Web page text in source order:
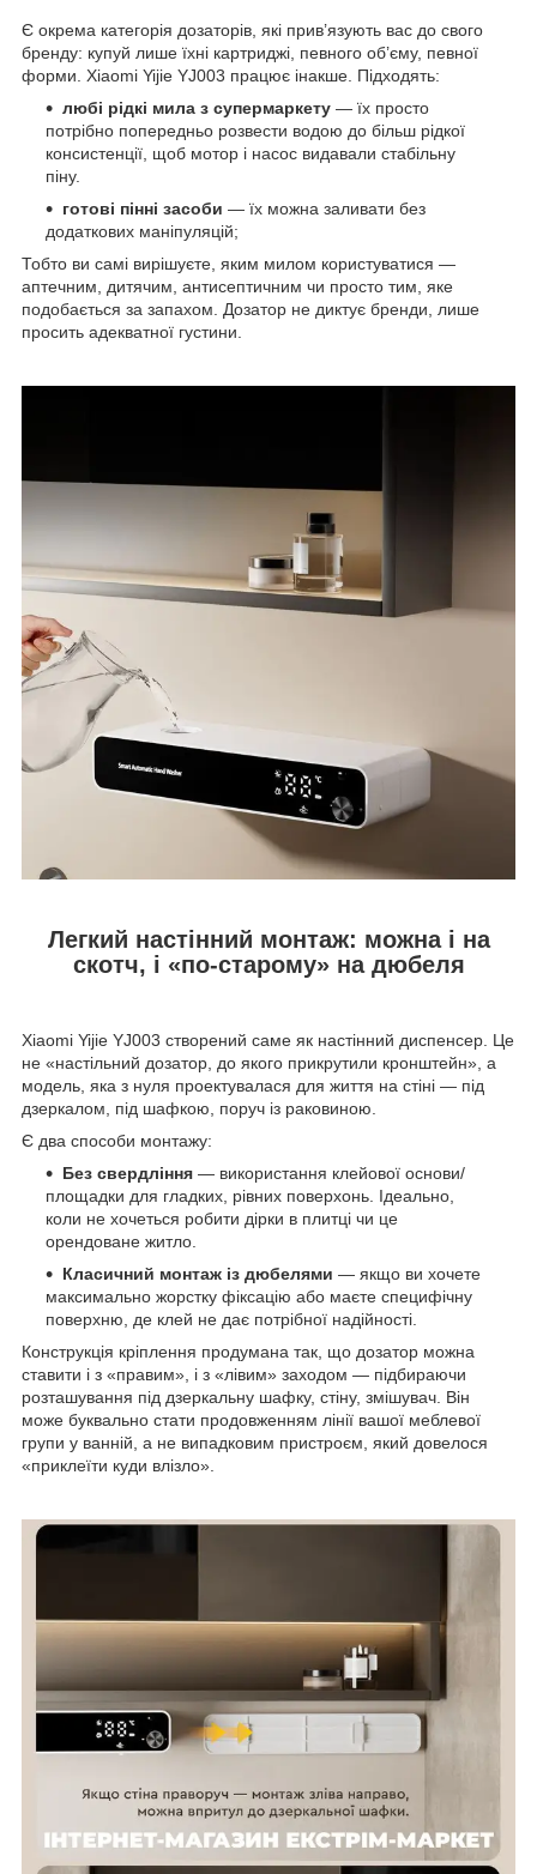
Є окрема категорія дозаторів, які прив’язують вас до свого
бренду: купуй лише їхні картриджі, певного об’єму, певної
форми. Xiaomi Yijie YJ003 працює інакше. Підходять:
любі рідкі мила з супермаркету — їх просто
потрібно попередньо розвести водою до більш рідкої
консистенції, щоб мотор і насос видавали стабільну
піну.
готові пінні засоби — їх можна заливати без
додаткових маніпуляцій;
Тобто ви самі вирішуєте, яким милом користуватися —
аптечним, дитячим, антисептичним чи просто тим, яке
подобається за запахом. Дозатор не диктує бренди, лише
просить адекватної густини.
Легкий настінний монтаж: можна і на
скотч, і «по-старому» на дюбеля
Xiaomi Yijie YJ003 створений саме як настінний диспенсер. Це
не «настільний дозатор, до якого прикрутили кронштейн», а
модель, яка з нуля проектувалася для життя на стіні — під
дзеркалом, під шафкою, поруч із раковиною.
Є два способи монтажу:
Без свердління — використання клейової основи/
площадки для гладких, рівних поверхонь. Ідеально,
коли не хочеться робити дірки в плитці чи це
орендоване житло.
Класичний монтаж із дюбелями — якщо ви хочете
максимально жорстку фіксацію або маєте специфічну
поверхню, де клей не дає потрібної надійності.
Конструкція кріплення продумана так, що дозатор можна
ставити і з «правим», і з «лівим» заходом — підбираючи
розташування під дзеркальну шафку, стіну, змішувач. Він
може буквально стати продовженням лінії вашої меблевої
групи у ванній, а не випадковим пристроєм, який довелося
«приклеїти куди влізло».